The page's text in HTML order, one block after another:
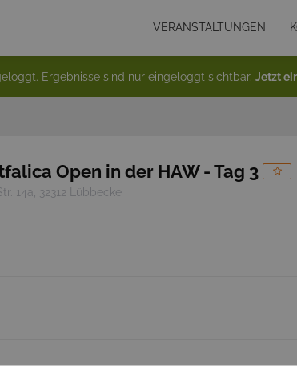
VERANSTALTUNGEN
Ergebnisse sind nur eingeloggt sichtbar. Jetzt
Open in der HAW - Tag 3
14a, 32312 Lübbecke